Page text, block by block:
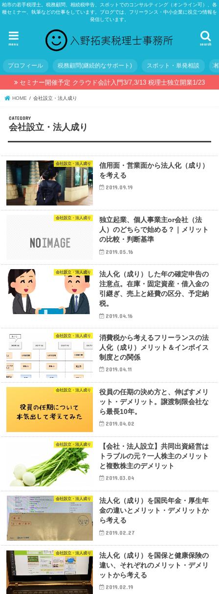
柏市の若手税理士。税務顧問、相続税申告、スポットでのコンサルティング（オンライン可）、各
種セミナー、執筆などの仕事をしています。ブログでは、フリーランス・中小企業に役立つ情報を
発信しています。
search
menu
プロフィール 税務顧問(継続的なサポート) スポット・単発相談
セミナー開催予定 クラウド会計入門3/7,3/13 税理士独立開業1/23
HOME 会社設立・法人成り
会社設立・法人成り
会社設立・法人成り
信用面・営業面から法人化（成り）
を考える
2019.09.19
会社設立・法人成り
独立起業、個人事業主or会社（法
人）のどちらで始める？｜メリット
の比較・判断基準
2019.05.16
会社設立・法人成り
法人化（成り）した年の確定申告の
注意点。在庫・固定資産・借入金の
引継ぎ、売上と経費の区分、予定納
税。
2019.04.16
会社設立・法人成り
消費税から考えるフリーランスの法
人化（成り）メリット＆インボイス
制度との関係
2019.04.11
会社設立・法人成り
役員の任期の決め方と、伸ばすメリ
ット・デメリット。譲渡制限会社な
ら最長10年。
2019.04.02
会社設立・法人成り
【会社・法人設立】共同出資経営は
トラブルの元？一人株主のメリット
と複数株主のデメリット
2019.03.04
会社設立・法人成り
法人化（成り）を国民年金・厚生年
金の違いとメリット・デメリットか
ら考える
2019.02.27
会社設立・法人成り
法人化（成り）を国保と健康保険の
違い、それぞれのメリット・デメリ
ットから考える
2019.02.19